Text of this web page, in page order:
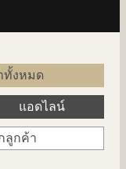
อ
ทั้งหมด
แอดไลน์
ลูกค้า